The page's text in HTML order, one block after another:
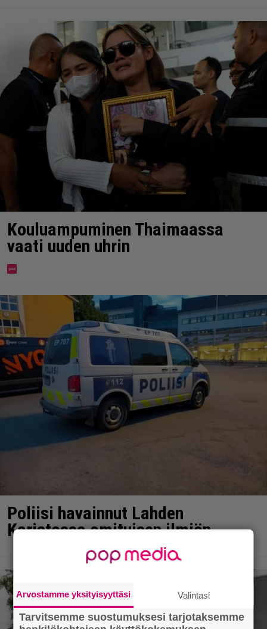
Kouluampuminen Thaimaassa
vaati uuden uhrin
Poliisi havainnut Lahden
Karistossa omituisen ilmiön
Arvostamme yksityisyyttäsi Valintasi
Tarvitsemme suostumuksesi tarjotaksemme